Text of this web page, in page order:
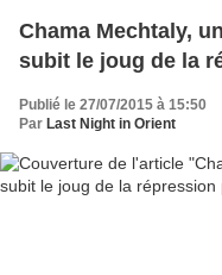
Chama Mechtaly,
subit le joug de la
Publié le 27/07/2015 à 15:50
Par Last Night in Orient